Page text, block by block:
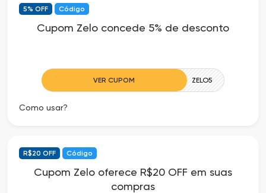
os
Todas
Todas
5% OFF Código
Cupom Zelo concede 5% de desconto
VER CUPOM ZELO5
Como usar?
R$20 OFF Código
Cupom Zelo oferece R$20 OFF em suas
compras